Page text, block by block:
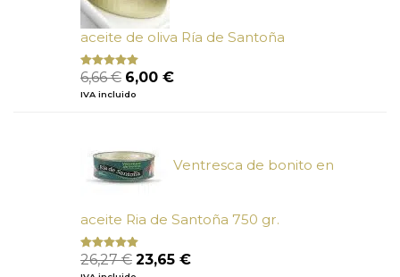
aceite de oliva Ría de Santoña
Valorado
con
de 5
6,66€ El
precio
6,00 €El
IVA incluido
Ventresca de bonito en
aceite Ria de Santoña 750 gr.
Valorado
con
26,27€ El
precio
23,65 €El